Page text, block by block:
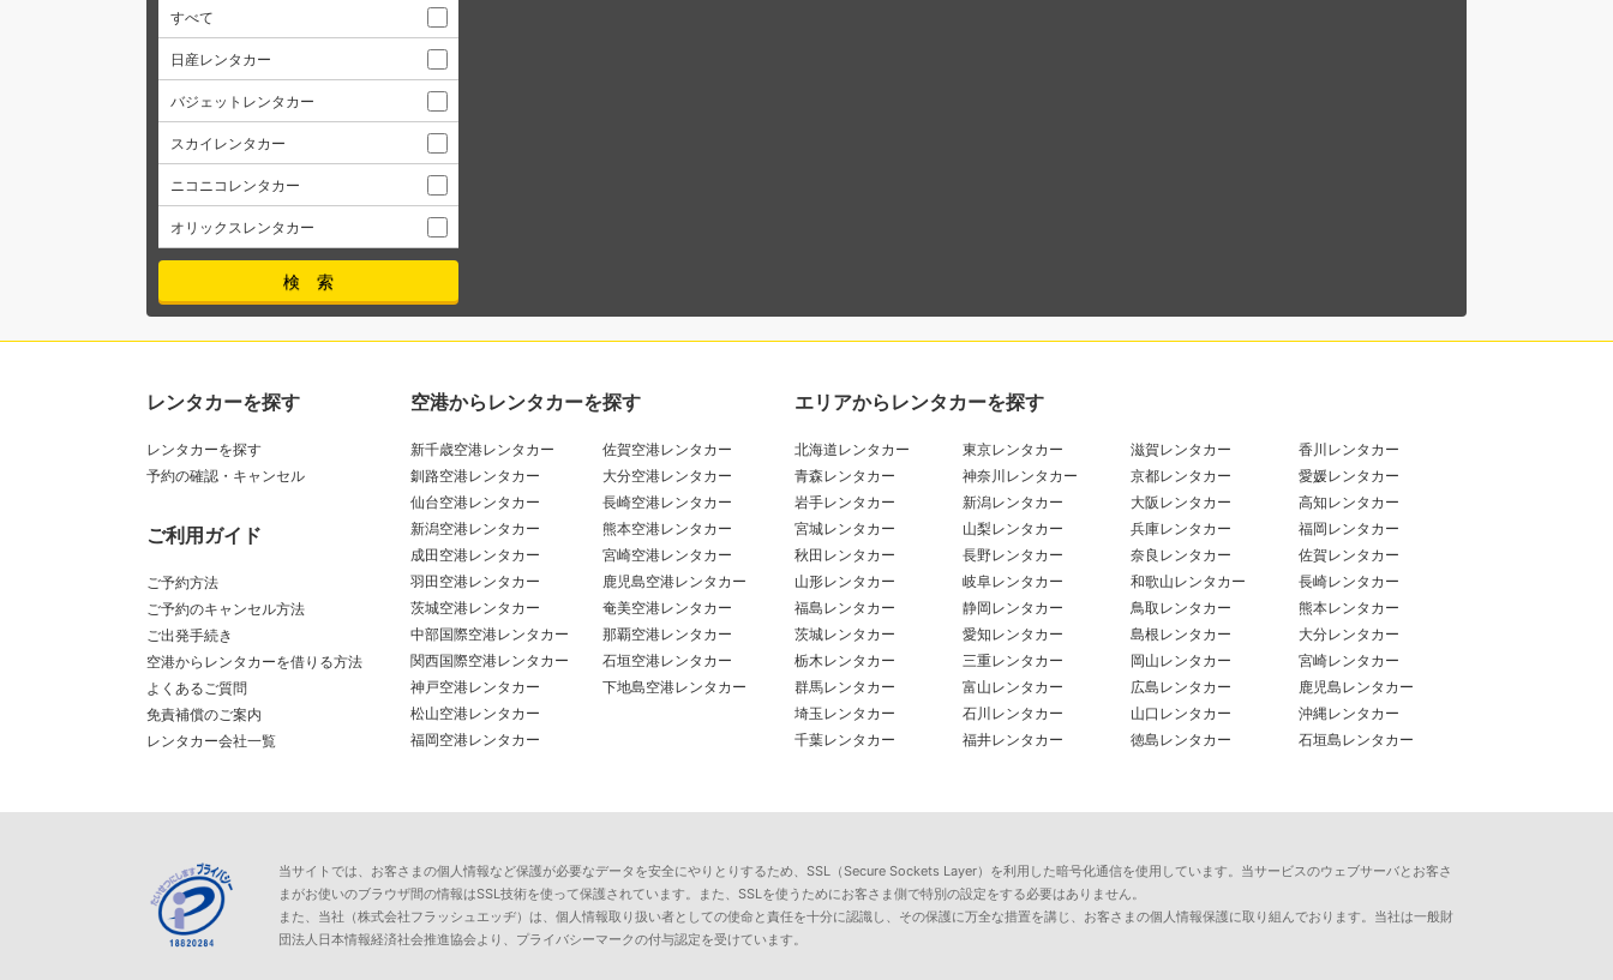
すべて
日産レンタカー
バジェットレンタカー
スカイレンタカー
ニコニコレンタカー
オリックスレンタカー
レンタカーを探す
レンタカーを探す
予約の確認・キャンセル
ご利用ガイド
ご予約方法
ご予約のキャンセル方法
ご出発手続き
空港からレンタカーを借りる方法
よくあるご質問
免責補償のご案内
レンタカー会社一覧
空港からレンタカーを探す
新千歳空港レンタカー
釧路空港レンタカー
仙台空港レンタカー
新潟空港レンタカー
成田空港レンタカー
羽田空港レンタカー
茨城空港レンタカー
中部国際空港レンタカー
関西国際空港レンタカー
神戸空港レンタカー
松山空港レンタカー
福岡空港レンタカー
佐賀空港レンタカー
大分空港レンタカー
長崎空港レンタカー
熊本空港レンタカー
宮崎空港レンタカー
鹿児島空港レンタカー
奄美空港レンタカー
那覇空港レンタカー
石垣空港レンタカー
下地島空港レンタカー
エリアからレンタカーを探す
北海道レンタカー
青森レンタカー
岩手レンタカー
宮城レンタカー
秋田レンタカー
山形レンタカー
福島レンタカー
茨城レンタカー
栃木レンタカー
群馬レンタカー
埼玉レンタカー
千葉レンタカー
東京レンタカー
神奈川レンタカー
新潟レンタカー
山梨レンタカー
長野レンタカー
岐阜レンタカー
静岡レンタカー
愛知レンタカー
三重レンタカー
富山レンタカー
石川レンタカー
福井レンタカー
滋賀レンタカー
京都レンタカー
大阪レンタカー
兵庫レンタカー
奈良レンタカー
和歌山レンタカー
鳥取レンタカー
島根レンタカー
岡山レンタカー
広島レンタカー
山口レンタカー
徳島レンタカー
香川レンタカー
愛媛レンタカー
高知レンタカー
福岡レンタカー
佐賀レンタカー
長崎レンタカー
熊本レンタカー
大分レンタカー
宮崎レンタカー
鹿児島レンタカー
沖縄レンタカー
石垣島レンタカー
当サイトでは、お客さまの個人情報など保護が必要なデータを安全にやりとりするため、SSL（Secure Sockets Layer）を利用した暗号化通信を使用しています。当サービスのウェブサーバとお客さ
まがお使いのブラウザ間の情報はSSL技術を使って保護されています。また、SSLを使うためにお客さま側で特別の設定をする必要はありません。
また、当社（株式会社フラッシュエッヂ）は、個人情報取り扱い者としての使命と責任を十分に認識し、その保護に万全な措置を講じ、お客さまの個人情報保護に取り組んでおります。当社は一般財
団法人日本情報経済社会推進協会より、プライバシーマークの付与認定を受けています。